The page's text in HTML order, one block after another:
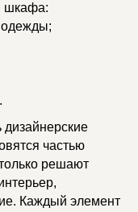
шкафа:
одежды;
дизайнерские
частью
решают
Каждый элемент